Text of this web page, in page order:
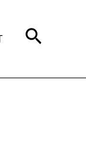
Search